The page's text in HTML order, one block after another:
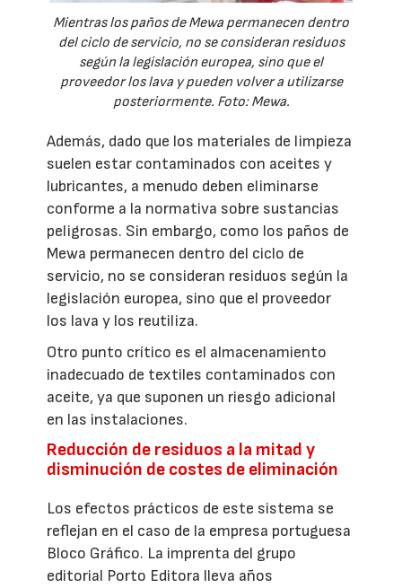
Mientras los paños de Mewa permanecen dentro
del ciclo de servicio, no se consideran residuos
según la legislación europea, sino que el
proveedor los lava y pueden volver a utilizarse
posteriormente. Foto: Mewa.
Además, dado que los materiales de limpieza
suelen estar contaminados con aceites y
lubricantes, a menudo deben eliminarse
conforme a la normativa sobre sustancias
peligrosas. Sin embargo, como los paños de
Mewa permanecen dentro del ciclo de
servicio, no se consideran residuos según la
legislación europea, sino que el proveedor
los lava y los reutiliza.
Otro punto crítico es el almacenamiento
inadecuado de textiles contaminados con
aceite, ya que suponen un riesgo adicional
en las instalaciones.
Reducción de residuos a la mitad y
disminución de costes de eliminación
Los efectos prácticos de este sistema se
reflejan en el caso de la empresa portuguesa
Bloco Gráfico. La imprenta del grupo
editorial Porto Editora lleva años